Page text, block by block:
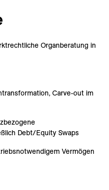
Organberatung in
Carve-out im
Debt/Equity Swaps
Vermögen